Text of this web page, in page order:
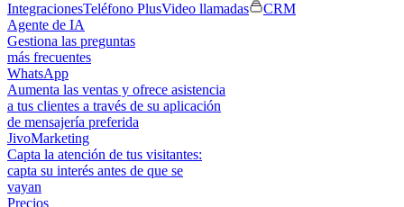
IntegracionesTeléfono PlusVideo llamadas
CRM
Agente de IA
Gestiona las preguntas
más frecuentes
WhatsApp
Aumenta las ventas y ofrece asistencia
a tus clientes a través de su aplicación
de mensajería preferida
JivoMarketing
Capta la atención de tus visitantes:
capta su interés antes de que se
vayan
Precios